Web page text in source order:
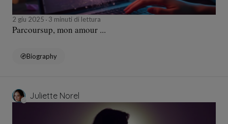
2 giu 2025 3 minuti di lettura
Parcoursup, mon amour ...
Biography
Juliette Norel